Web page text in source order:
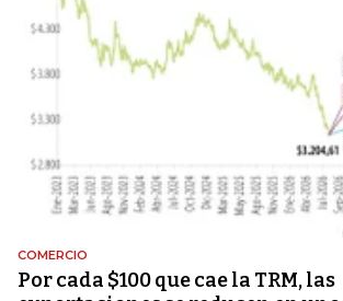
COMERCIO
Por cada $100 que cae la TRM, las